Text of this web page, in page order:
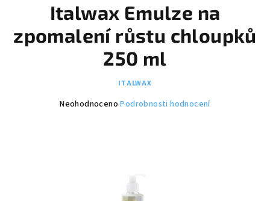
Italwax Emulze na
zpomalení růstu chloupků
250 ml
ITALWAX
Průměrné
Neohodnoceno Podrobnosti hodnocení